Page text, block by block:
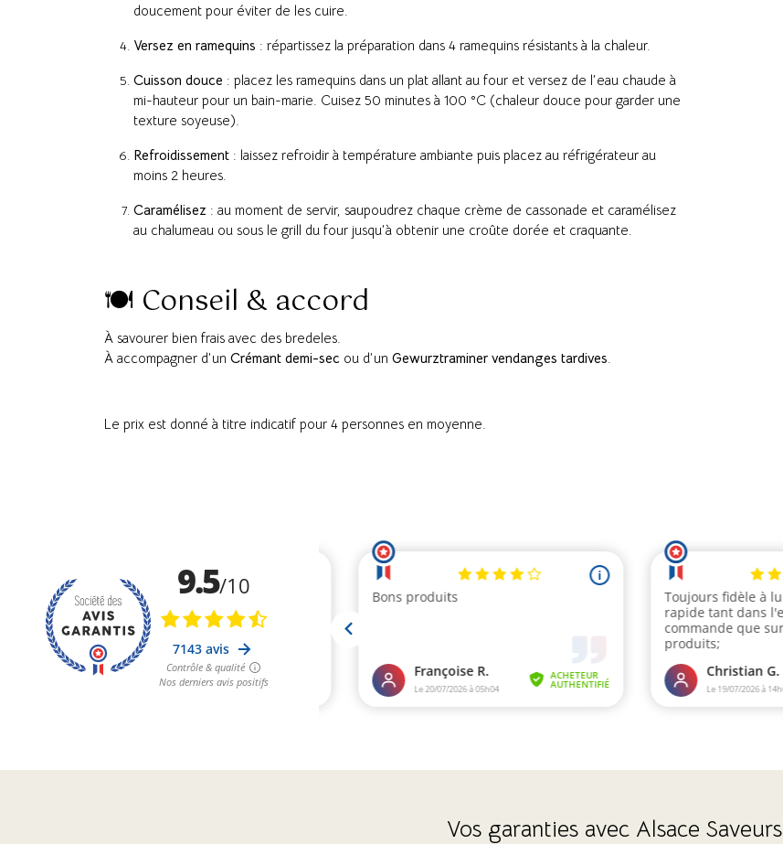
doucement pour éviter de les cuire.
Versez en ramequins : répartissez la préparation dans 4 ramequins résistants à la chaleur.
Cuisson douce : placez les ramequins dans un plat allant au four et versez de l’eau chaude à
mi-hauteur pour un bain-marie. Cuisez 50 minutes à 100 °C (chaleur douce pour garder une
texture soyeuse).
Refroidissement : laissez refroidir à température ambiante puis placez au réfrigérateur au
moins 2 heures.
Caramélisez : au moment de servir, saupoudrez chaque crème de cassonade et caramélisez
au chalumeau ou sous le grill du four jusqu’à obtenir une croûte dorée et craquante.
🍽 Conseil & accord
À savourer bien frais avec des bredeles.
À accompagner d’un Crémant demi-sec ou d’un Gewurztraminer vendanges tardives.
Le prix est donné à titre indicatif pour 4 personnes en moyenne.
Vos garanties avec Alsace Saveurs